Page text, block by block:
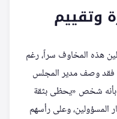
وتقييم
هذه المخاوف سراً، رغم
فقد وصف مدير المجلس
بأنه شخص «يحظى بثقة
المسؤولين، وعلى رأسهم